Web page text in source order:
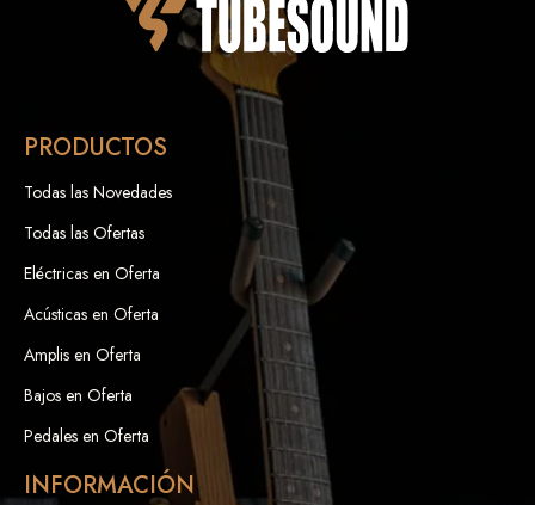
PRODUCTOS
Todas las Novedades
Todas las Ofertas
Eléctricas en Oferta
Acústicas en Oferta
Amplis en Oferta
Bajos en Oferta
Pedales en Oferta
INFORMACIÓN